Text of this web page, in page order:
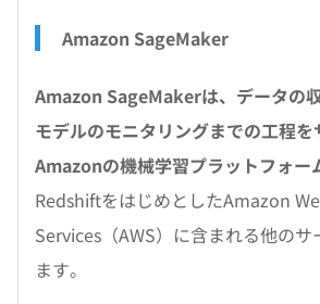
Amazon SageMaker
Amazon SageMakerは、データの
モデルのモニタリングまでの工程を
Amazonの機械学習プラットフォー
RedshiftをはじめとしたAmazon
Services（AWS）に含まれる他のサ
ます。